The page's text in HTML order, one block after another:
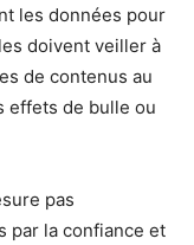
les données pour
doivent veiller à
de contenus au
effets de bulle ou
pas
par la confiance et